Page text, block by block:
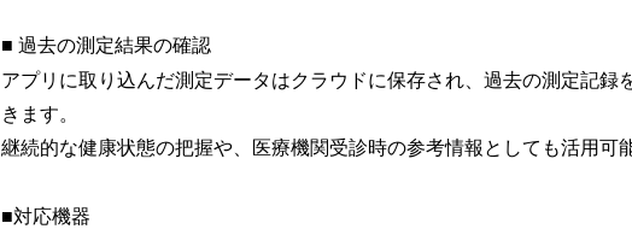
■ 過去の測定結果の確認
アプリに取り込んだ測定データはクラウドに保存され、過去の測定記録
きます。
継続的な健康状態の把握や、医療機関受診時の参考情報としても活用可
■対応機器